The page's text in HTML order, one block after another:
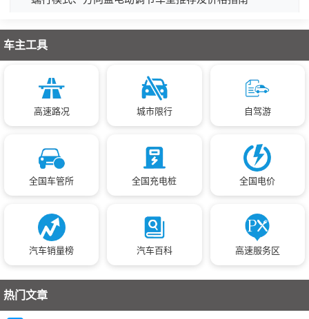
车主工具
高速路况 城市限行 自驾游
全国车管所 全国充电桩 全国电价
汽车销量榜 汽车百科 高速服务区
热门文章